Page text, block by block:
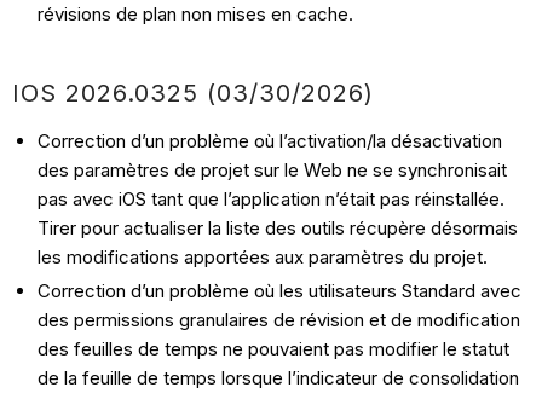
révisions de plan non mises en cache.
IOS 2026.0325 (03/30/2026)
Correction d’un problème où l’activation/la désactivation
des paramètres de projet sur le Web ne se synchronisait
pas avec iOS tant que l’application n’était pas réinstallée.
Tirer pour actualiser la liste des outils récupère désormais
les modifications apportées aux paramètres du projet.
Correction d’un problème où les utilisateurs Standard avec
des permissions granulaires de révision et de modification
des feuilles de temps ne pouvaient pas modifier le statut
de la feuille de temps lorsque l’indicateur de consolidation